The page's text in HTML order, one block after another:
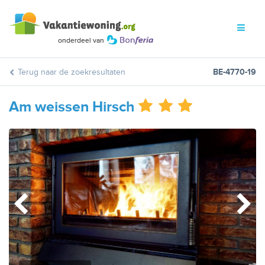
Terug naar de zoekresultaten BE-4770-19
Am weissen Hirsch